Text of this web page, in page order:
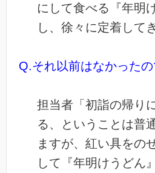
にして食べる『年明
し、徐々に定着して
Q.それ以前はなかったの
担当者「初詣の帰り
る、ということは普
ますが、紅い具をの
して『年明けうどん